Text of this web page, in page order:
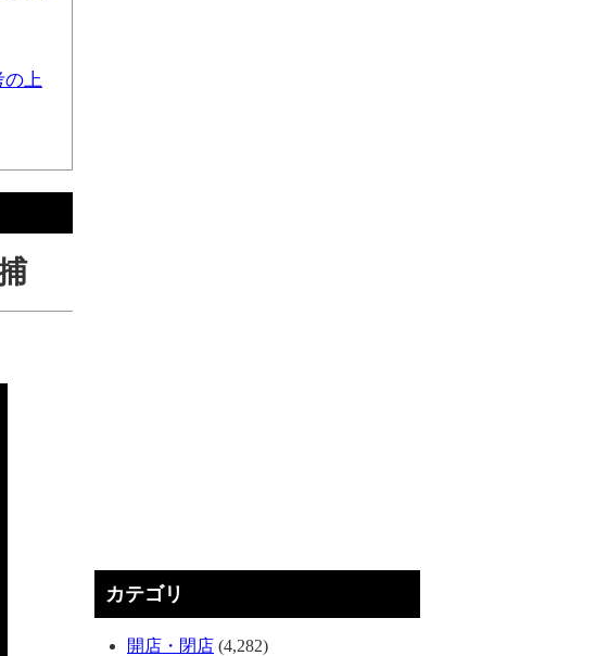
の上
カテゴリ
開店・閉店 (4,282)